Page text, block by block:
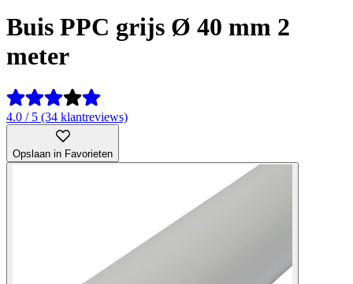
Buis PPC grijs Ø 40 mm 2
meter
4.0 / 5 (34 klantreviews)
Opslaan in Favorieten